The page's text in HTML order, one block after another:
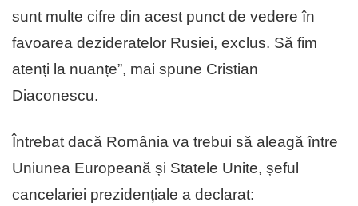
sunt multe cifre din acest punct de vedere în
favoarea dezideratelor Rusiei, exclus. Să fim
atenți la nuanțe”, mai spune Cristian
Diaconescu.
Întrebat dacă România va trebui să aleagă între
Uniunea Europeană și Statele Unite, șeful
cancelariei prezidențiale a declarat: